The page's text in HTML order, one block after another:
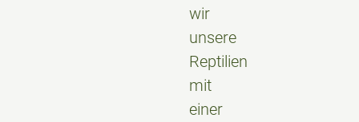
wir
unsere
Reptilien
mit
einer